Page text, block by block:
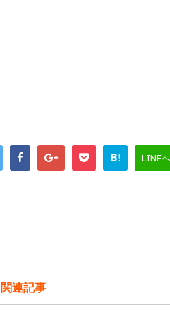
B! LINE
関連記事